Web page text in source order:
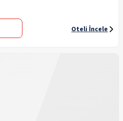
Oteli İncele